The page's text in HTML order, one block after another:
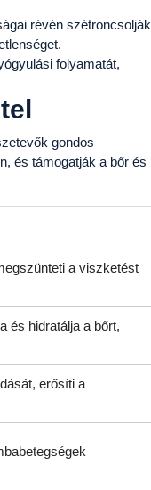
révén szétroncsolják
folyamatát,
gondos
és támogatják a bőr és
a viszketést
és hidratálja a bőrt,
erősíti a